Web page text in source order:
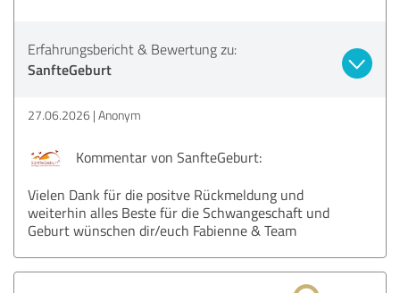
Erfahrungsbericht & Bewertung zu:
SanfteGeburt
27.06.2026 Anonym
Kommentar von SanfteGeburt:
Vielen Dank für die positve Rückmeldung und
weiterhin alles Beste für die Schwangeschaft und
Geburt wünschen dir/euch Fabienne & Team